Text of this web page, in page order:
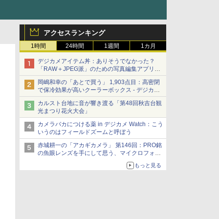
アクセスランキング
1時間 24時間 1週間 1カ月
デジカメアイテム丼：ありそうでなかった？
「RAW＋JPEG派」のための写真編集アプリ
カメラデフォルトのJPEGを大切にする
「Filmator」
岡嶋和幸の「あとで買う」 1,903点目：高密閉
で保冷効果が高いクーラーボックス - デジカメ
Watch
カルスト台地に音が響き渡る「第48回秋吉台観
光まつり花火大会」
カメラバカにつける薬 in デジカメ Watch：こう
いうのはフィールドズームと呼ぼう
赤城耕一の「アカギカメラ」 第146回：PRO銘
の魚眼レンズを手にして思う、マイクロフォー
もっと見る